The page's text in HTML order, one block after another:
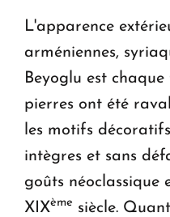
L'apparence
arméniennes,
Beyoglu est
pierres ont été
les motifs
intègres et sans
goûts néoclassique
XIXème siècle.